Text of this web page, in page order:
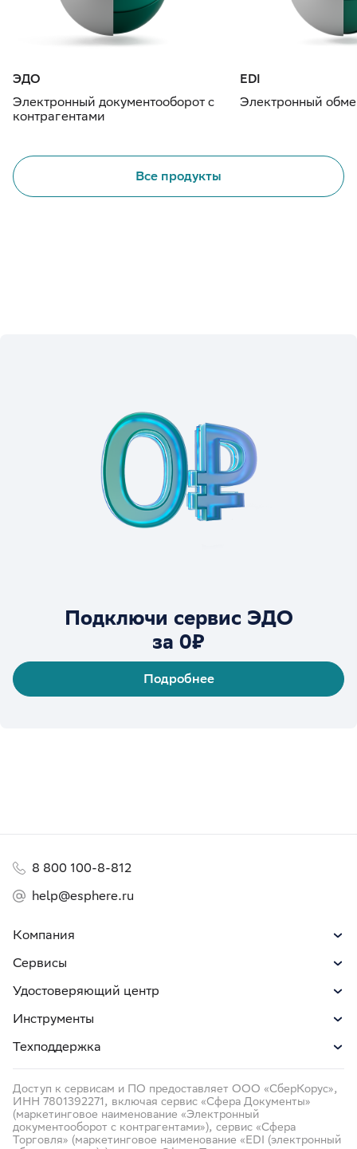
Подключи сервис ЭДО
за 0₽
Подробнее
ЭДО
Электронный документооборот с
контрагентами
EDI
Электронный
Все продукты
Компания
Сервисы
Удостоверяющий центр
Инструменты
Техподдержка
8 800 100-8-812
help@esphere.ru
Доступ к сервисам и ПО предоставляет ООО «СберКорус»,
ИНН 7801392271, включая сервис «Сфера Документы»
(маркетинговое наименование «Электронный
документооборот с контрагентами»), сервис «Сфера
Торговля» (маркетинговое наименование «EDI (электронный